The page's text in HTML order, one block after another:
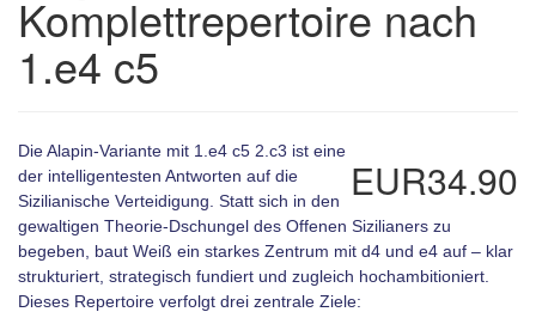
Komplettrepertoire nach
1.e4 c5
EUR34.90
Die Alapin-Variante mit 1.e4 c5 2.c3 ist eine
der intelligentesten Antworten auf die
Sizilianische Verteidigung. Statt sich in den
gewaltigen Theorie-Dschungel des Offenen Sizilianers zu
begeben, baut Weiß ein starkes Zentrum mit d4 und e4 auf – klar
strukturiert, strategisch fundiert und zugleich hochambitioniert.
Dieses Repertoire verfolgt drei zentrale Ziele: